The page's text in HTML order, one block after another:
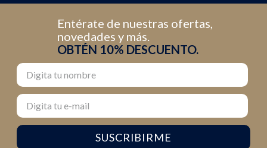
Entérate de nuestras ofertas,
novedades y más.
OBTÉN 10% DESCUENTO.
Nombre
Email
SUSCRIBIRME